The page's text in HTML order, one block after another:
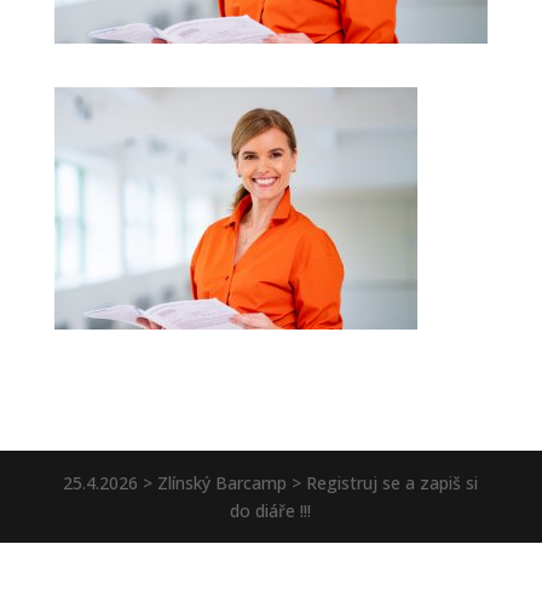
25.4.2026 > Zlínský Barcamp > Registruj se a zapiš si
do diáře !!!